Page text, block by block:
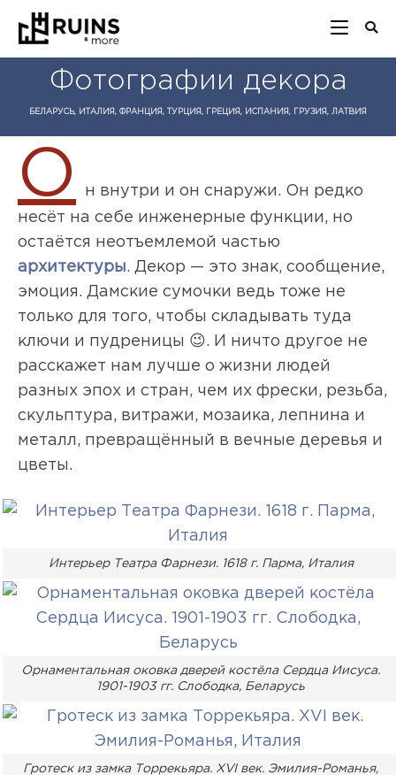
Фотографии декора
БЕЛАРУСЬ, ИТАЛИЯ, ФРАНЦИЯ, ТУРЦИЯ, ГРЕЦИЯ, ИСПАНИЯ, ГРУЗИЯ, ЛАТВИЯ
О
н внутри и он снаружи. Он редко
несёт на себе инженерные функции, но
остаётся неотъемлемой частью
архитектуры. Декор — это знак, сообщение,
эмоция. Дамские сумочки ведь тоже не
только для того, чтобы складывать туда
ключи и пудреницы 😉. И ничто другое не
расскажет нам лучше о жизни людей
разных эпох и стран, чем их фрески, резьба,
скульптура, витражи, мозаика, лепнина и
металл, превращённый в вечные деревья и
цветы.
Интерьер Театра Фарнези. 1618 г. Парма, Италия
Орнаментальная оковка дверей костёла Сердца Иисуса.
1901-1903 гг. Слободка, Беларусь
Гротеск из замка Торрекьяра. XVI век. Эмилия-Романья,